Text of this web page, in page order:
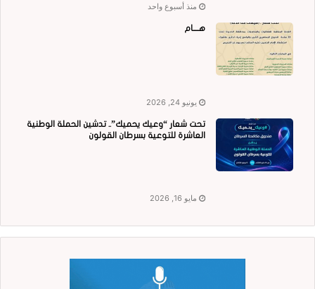
منذ أسبوع واحد
هــــام
يونيو 24, 2026
تحت شعار “وعيك يحميك”.. تدشين الحملة الوطنية
العاشرة للتوعية بسرطان القولون
مايو 16, 2026